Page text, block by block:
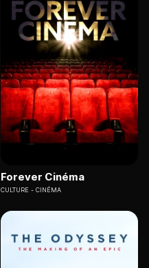
Forever Cinéma
CULTURE CINÉMA